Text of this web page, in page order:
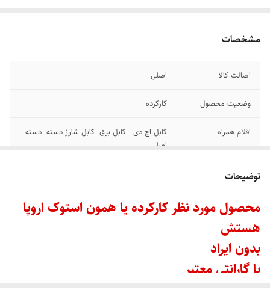
مشخصات
اصالت کالا اصلی
وضعیت محصول کارکرده
اقلام همراه
کابل اچ دی - کابل برق- کابل شارژ دسته- دسته
اصلی
بازی در حافظه
مقدار حافظه ۸۲۵ گیگ SSD
ورژن نرم افزاری
اکانتی یا کپی خور
هستش؟
توضیحات
محصول مورد نظر کارکرده یا همون استوک اروپا
هستش
بدون ایراد
با گارانتی معتبر